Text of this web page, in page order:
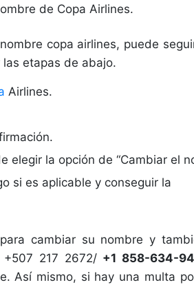
de Copa Airlines.
copa airlines, puede
etapas de abajo.
Airlines.
elegir la opción de “Cambiar el
si es aplicable y conseguir la
cambiar su nombre y
217 2672/ +1 858-634-
Así mismo, si hay una multa